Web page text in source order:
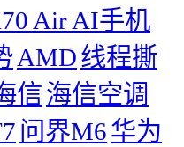
Air AI手机
AMD线程撕
信海信空调
问界M6华为